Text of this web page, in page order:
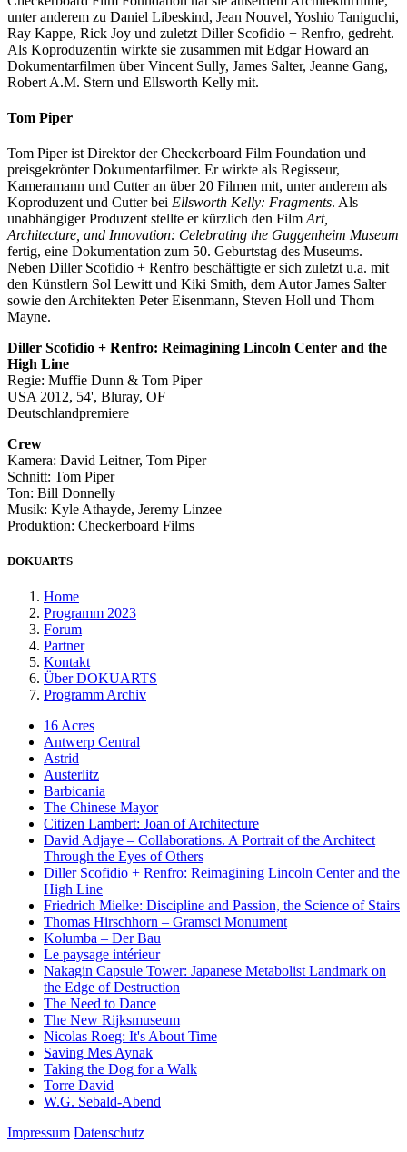
unter anderem zu Daniel Libeskind, Jean Nouvel, Yoshio Taniguchi,
Ray Kappe, Rick Joy und zuletzt Diller Scofidio + Renfro, gedreht.
Als Koproduzentin wirkte sie zusammen mit Edgar Howard an
Dokumentarfilmen über Vincent Sully, James Salter, Jeanne Gang,
Robert A.M. Stern und Ellsworth Kelly mit.
Tom Piper
Tom Piper ist Direktor der Checkerboard Film Foundation und
preisgekrönter Dokumentarfilmer. Er wirkte als Regisseur,
Kameramann und Cutter an über 20 Filmen mit, unter anderem als
Koproduzent und Cutter bei Ellsworth Kelly: Fragments. Als
unabhängiger Produzent stellte er kürzlich den Film Art,
Architecture, and Innovation: Celebrating the Guggenheim Museum
fertig, eine Dokumentation zum 50. Geburtstag des Museums.
Neben Diller Scofidio + Renfro beschäftigte er sich zuletzt u.a. mit
den Künstlern Sol Lewitt und Kiki Smith, dem Autor James Salter
sowie den Architekten Peter Eisenmann, Steven Holl und Thom
Mayne.
Diller Scofidio + Renfro: Reimagining Lincoln Center and the
High Line
Regie: Muffie Dunn & Tom Piper
USA 2012, 54', Bluray, OF
Deutschlandpremiere
Crew
Kamera: David Leitner, Tom Piper
Schnitt: Tom Piper
Ton: Bill Donnelly
Musik: Kyle Athayde, Jeremy Linzee
Produktion: Checkerboard Films
DOKUARTS
Home
Programm 2023
Forum
Partner
Kontakt
Über DOKUARTS
Programm Archiv
16 Acres
Antwerp Central
Astrid
Austerlitz
Barbicania
The Chinese Mayor
Citizen Lambert: Joan of Architecture
David Adjaye – Collaborations. A Portrait of the Architect
Through the Eyes of Others
Diller Scofidio + Renfro: Reimagining Lincoln Center and the
High Line
Friedrich Mielke: Discipline and Passion, the Science of Stairs
Thomas Hirschhorn – Gramsci Monument
Kolumba – Der Bau
Le paysage intérieur
Nakagin Capsule Tower: Japanese Metabolist Landmark on
the Edge of Destruction
The Need to Dance
The New Rijksmuseum
Nicolas Roeg: It's About Time
Saving Mes Aynak
Taking the Dog for a Walk
Torre David
W.G. Sebald-Abend
Impressum Datenschutz